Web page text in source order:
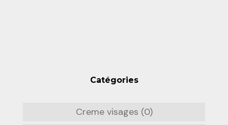
Catégories
Creme visages (0)